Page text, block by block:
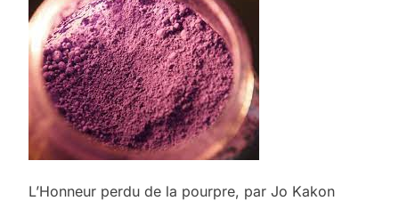
L’Honneur perdu de la pourpre, par Jo Kakon